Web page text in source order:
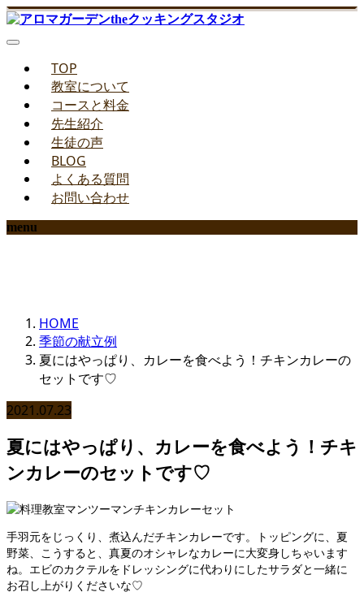
TOP
教室について
コースと料金
先生紹介
生徒の声
BLOG
よくある質問
お問い合わせ
menu
HOME
季節の献立例
夏にはやっぱり、カレーを食べよう！チキンカレーの
セットです♡
2021.07.23
夏にはやっぱり、カレーを食べよう！チキ
ンカレーのセットです♡
手羽元をじっくり、煮込んだチキンカレーです。トッピングに、夏
野菜、こうすると、真夏のオシャレなカレーに大変身しちゃいます
ね。エビのカクテルをドレッシングに代わりにしたサラダと一緒に
お召し上がりくださいな♡